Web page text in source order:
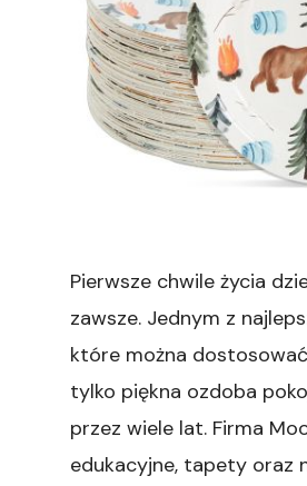
Pierwsze chwile życia
zawsze. Jednym z
które można
tylko piękna ozdoba
przez wiele lat. Firma
edukacyjne, tapety oraz